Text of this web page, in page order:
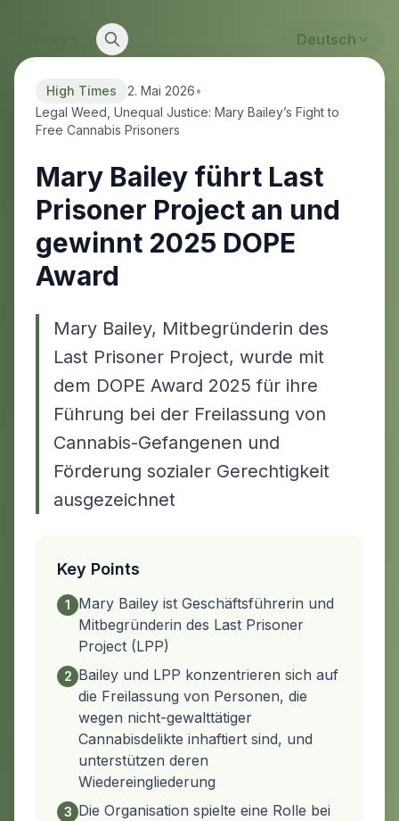
Deutsch
High Times 2. Mai 2026•
Legal Weed, Unequal Justice: Mary Bailey’s Fight to
Free Cannabis Prisoners
Mary Bailey führt Last
Prisoner Project an und
gewinnt 2025 DOPE
Award
Mary Bailey, Mitbegründerin des
Last Prisoner Project, wurde mit
dem DOPE Award 2025 für ihre
Führung bei der Freilassung von
Cannabis-Gefangenen und
Förderung sozialer Gerechtigkeit
ausgezeichnet
Key Points
1
Mary Bailey ist Geschäftsführerin und
Mitbegründerin des Last Prisoner
Project (LPP)
2 Bailey und LPP konzentrieren sich auf
die Freilassung von Personen, die
wegen nicht-gewalttätiger
Cannabisdelikte inhaftiert sind, und
unterstützen deren
Wiedereingliederung
3 Die Organisation spielte eine Rolle bei